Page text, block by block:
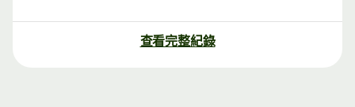
查看完整紀錄